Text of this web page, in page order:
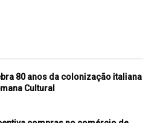
80 anos da colonização italiana
Cultural